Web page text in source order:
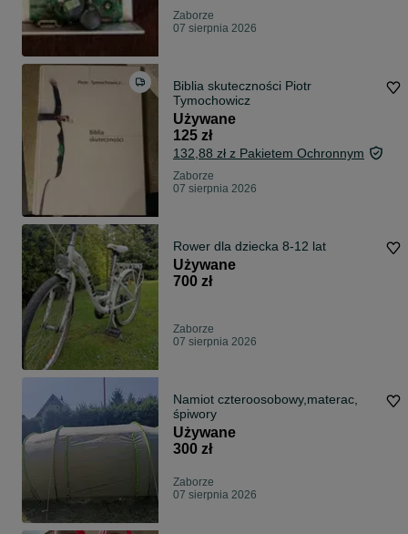
Zaborze
07 sierpnia 2026
Biblia skuteczności Piotr
Tymochowicz
Używane
125 zł
132,88 zł z Pakietem Ochronnym
Zaborze
07 sierpnia 2026
Rower dla dziecka 8-12 lat
Używane
700 zł
Zaborze
07 sierpnia 2026
Namiot czteroosobowy,materac,
śpiwory
Używane
300 zł
Zaborze
07 sierpnia 2026